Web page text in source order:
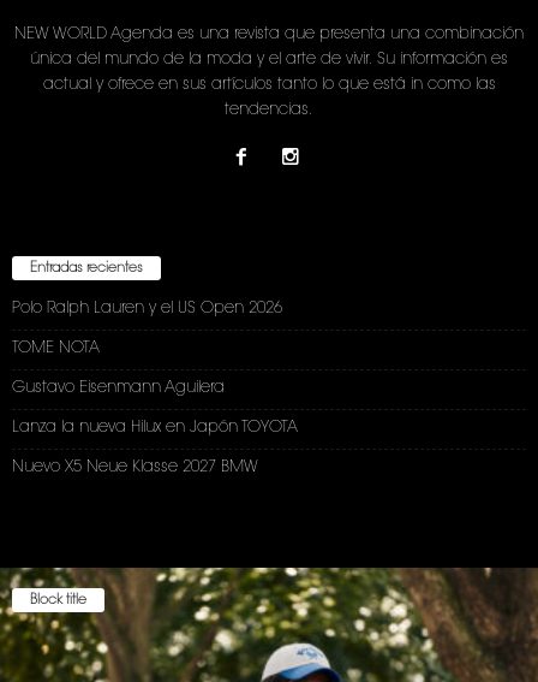
NEW WORLD Agenda es una revista que presenta una combinación
única del mundo de la moda y el arte de vivir. Su información es
actual y ofrece en sus artículos tanto lo que está in como las
tendencias.
Entradas recientes
Polo Ralph Lauren y el US Open 2026
TOME NOTA
Gustavo Eisenmann Aguilera
Lanza la nueva Hilux en Japón TOYOTA
Nuevo X5 Neue Klasse 2027 BMW
Block title